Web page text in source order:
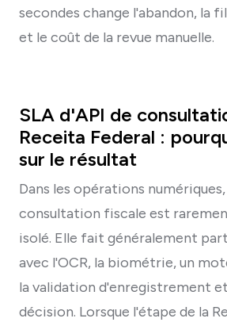
secondes change l'abandon, la
et le coût de la revue manuelle.
SLA d'API de
Receita Federal :
sur le résultat
Dans les opérations numériques,
consultation fiscale est
isolé. Elle fait généralement
avec l'OCR, la biométrie, un
la validation d'enregistrement
décision. Lorsque l'étape de la